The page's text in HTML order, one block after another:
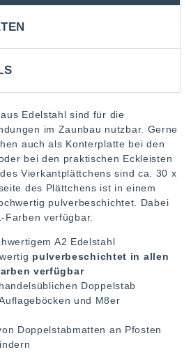
Edelstahl sind für die
im Zaunbau nutzbar. Gerne
auch als Konterplatte bei den
bei den praktischen Eckleisten
Vierkantplättchens sind ca. 30 x
des Plättchens ist in einem
pulverbeschichtet. Dabei
Farben verfügbar.
A2 Edelstahl
pulverbeschichtet in allen
verfügbar
Doppelstab
und M8er
Doppelstabmatten an Pfosten